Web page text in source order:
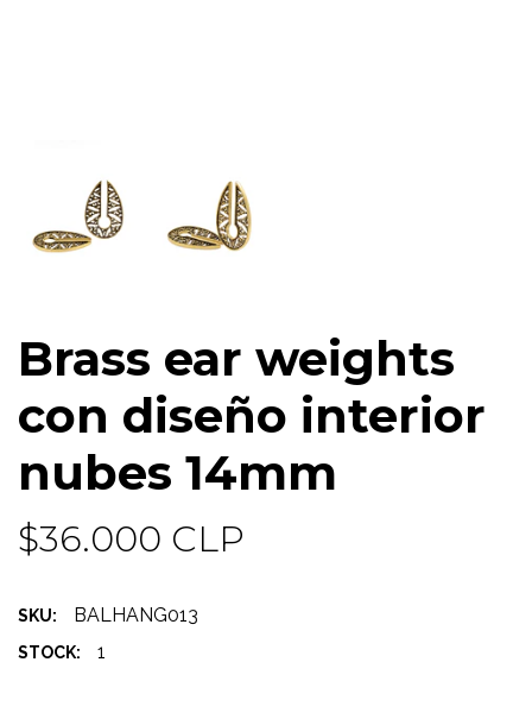
Brass ear weights
con diseño interior
nubes 14mm
$36.000 CLP
SKU: BALHANG013
STOCK: 1